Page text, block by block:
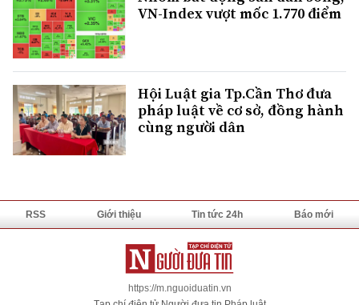
VN-Index vượt mốc 1.770 điểm
Hội Luật gia Tp.Cần Thơ đưa
pháp luật về cơ sở, đồng hành
cùng người dân
RSS Giới thiệu Tin tức 24h Báo mới
https://m.nguoiduatin.vn